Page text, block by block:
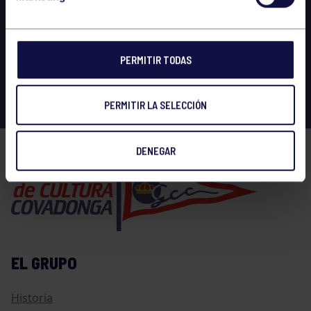
PERMITIR TODAS
PERMITIR LA SELECCIÓN
DENEGAR
EL GRUPO
Historia